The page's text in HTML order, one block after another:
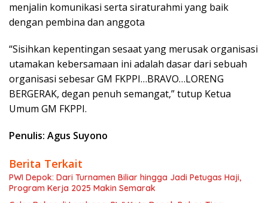
menjalin komunikasi serta siraturahmi yang baik
dengan pembina dan anggota
“Sisihkan kepentingan sesaat yang merusak organisasi
utamakan kebersamaan ini adalah dasar dari sebuah
organisasi sebesar GM FKPPI…BRAVO…LORENG
BERGERAK, degan penuh semangat,” tutup Ketua
Umum GM FKPPI.
Penulis: Agus Suyono
Berita Terkait
PWI Depok: Dari Turnamen Biliar hingga Jadi Petugas Haji,
Program Kerja 2025 Makin Semarak